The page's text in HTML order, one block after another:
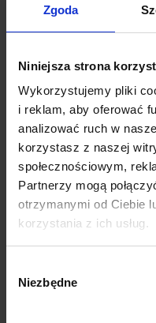
Zgoda
Niniejsza strona
Wykorzystujemy pliki
i reklam, aby oferować
analizować ruch w
korzystasz z naszej
społecznościowym,
Partnerzy mogą
otrzymanymi od Ciebie
korzystania z ich usług.
zgody
Niezbędne